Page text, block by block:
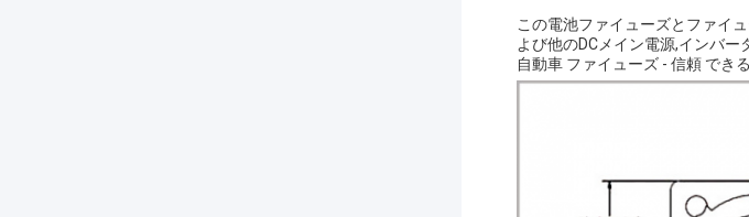
この電池ファイューズとファイ
よび他のDCメイン電源,インバー
自動車 ファイューズ - 信頼 でき